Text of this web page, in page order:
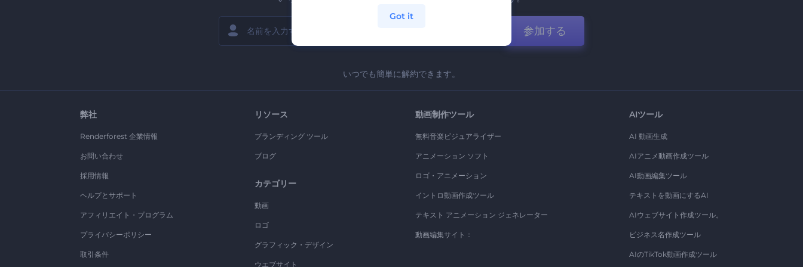
参加する
いつでも簡単に解約できます。
弊社
Renderforest 企業情報
お問い合わせ
採用情報
ヘルプとサポート
アフィリエイト・プログラム
プライバシーポリシー
取引条件
リソース
ブランディング ツール
ブログ
カテゴリー
動画
ロゴ
グラフィック・デザイン
ウエブサイト
動画制作ツール
無料音楽ビジュアライザー
アニメーション ソフト
ロゴ・アニメーション
イントロ動画作成ツール
テキスト アニメーション ジェネレーター
動画編集サイト：
AIツール
AI 動画生成
AIアニメ動画作成ツール
AI動画編集ツール
テキストを動画にするAI
AIウェブサイト作成ツール。
ビジネス名作成ツール
AIのTikTok動画作成ツール
Got it